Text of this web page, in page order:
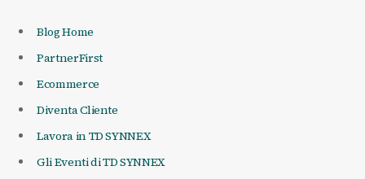
Blog Home
PartnerFirst
Ecommerce
Diventa Cliente
Lavora in TD SYNNEX
Gli Eventi di TD SYNNEX